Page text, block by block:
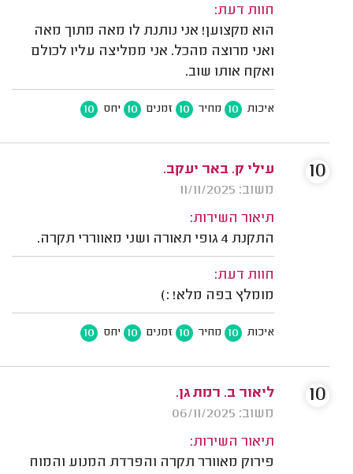
חוות דעת:
הוא מקצוען! אני נותנת לו מאה מתוך מאה
ואני מרוצה מהכל. אני ממליצה עליו לכולם
ואקח אותו שוב.
איכות 10 מחיר 10 זמנים 10 יחס 10
עילי ק. באר יעקב.
משוב: 11/11/2025
תיאור השירות:
התקנת 4 גופי תאורה ושני מאווררי תקרה.
חוות דעת:
מומלץ בפה מלא! :)
איכות 10 מחיר 10 זמנים 10 יחס 10
10
ליאור ב. רמת גן.
משוב: 06/11/2025
תיאור השירות:
פירוק מאוורר תקרה והפרדת המנוע והמוח
10